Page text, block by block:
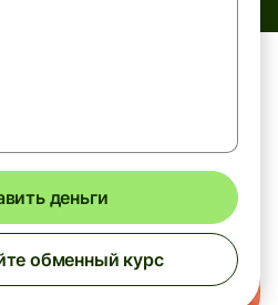
деньги
обменный курс